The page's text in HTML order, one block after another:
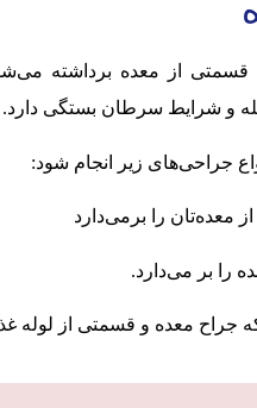
از معده برداشته
و شرایط سرطان بستگی دارد.
جراحی‌های زیر انجام شود: